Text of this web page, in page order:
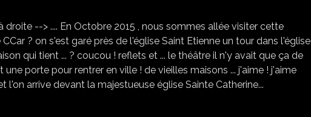
--> .... En Octobre 2015 , nous sommes allée visiter cette
? on s'est garé près de l'église Saint Etienne un tour dans l'église
qui tient ... ? coucou ! reflets et ... le théâtre il n'y avait que ça de
porte pour rentrer en ville ! de vieilles maisons ... j'aime ! j'aime
arrive devant la majestueuse église Sainte Catherine...